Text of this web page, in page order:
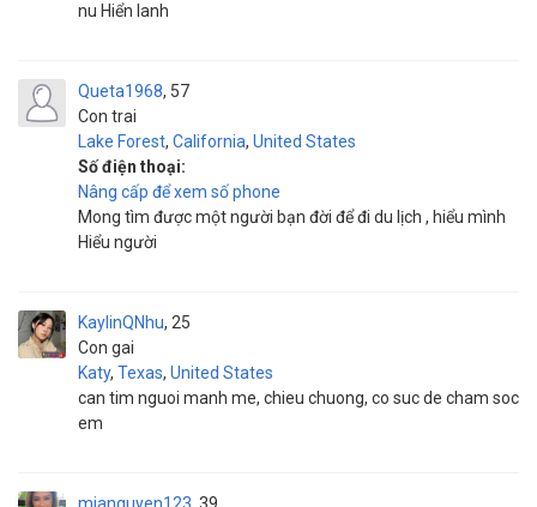
nu Hiển lanh
Queta1968
Con trai
57
Lake Forest, California, United States
Số điện thoại:
Nâng cấp để xem số phone
Mong tìm được một người bạn đời để đi du lịch , hiểu mình
Hiểu người
KaylinQNhu
Con gai
25
Katy, Texas, United States
can tim nguoi manh me, chieu chuong, co suc de cham soc
em